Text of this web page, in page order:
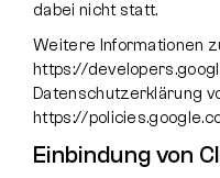
dabei nicht statt.
Weitere Informationen
https://
Datenschutzerklärung
https://
Einbindung von